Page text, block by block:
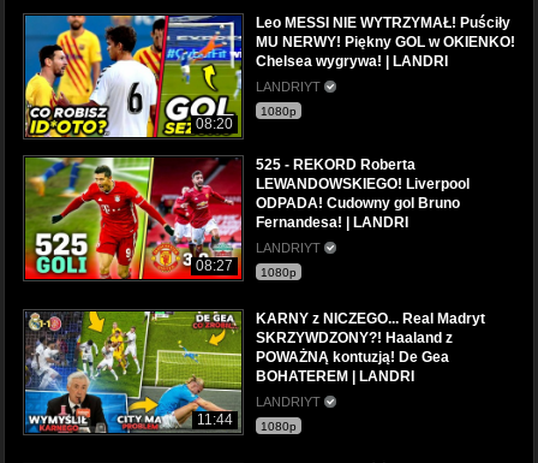
08:20
Leo MESSI NIE WYTRZYMAŁ! Puściły
MU NERWY! Piękny GOL w OKIENKO!
Chelsea wygrywa! | LANDRI
LANDRIYT
1080p
08:27
525 - REKORD Roberta
LEWANDOWSKIEGO! Liverpool
ODPADA! Cudowny gol Bruno
Fernandesa! | LANDRI
LANDRIYT
1080p
11:44
KARNY z NICZEGO... Real Madryt
SKRZYWDZONY?! Haaland z
POWAŻNĄ kontuzją! De Gea
BOHATEREM | LANDRI
LANDRIYT
1080p